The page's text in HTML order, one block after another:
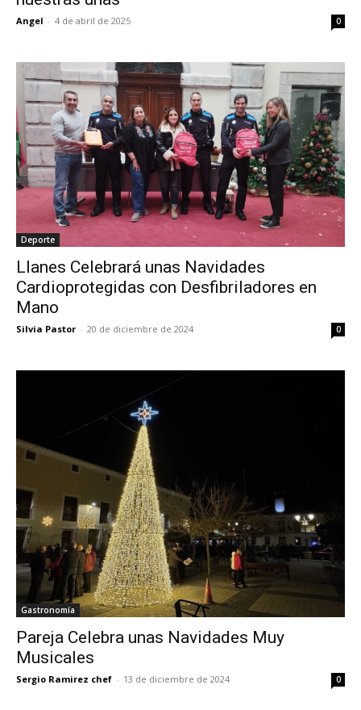
Angel - 4 de abril de 2025 0
Deporte
Llanes Celebrará unas Navidades
Cardioprotegidas con Desfibriladores en
Mano
Silvia Pastor - 20 de diciembre de 2024 0
Gastronomía
Pareja Celebra unas Navidades Muy
Musicales
Sergio Ramirez chef - 13 de diciembre de 2024 0